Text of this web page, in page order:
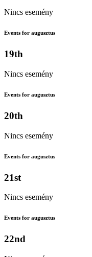
Nincs esemény
Events for augusztus
19th
Nincs esemény
Events for augusztus
20th
Nincs esemény
Events for augusztus
21st
Nincs esemény
Events for augusztus
22nd